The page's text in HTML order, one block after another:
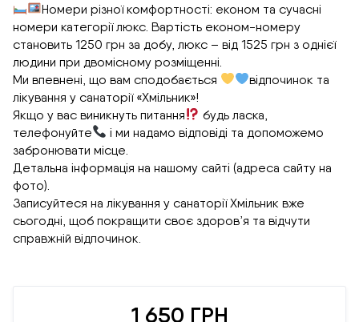
Номери різної комфортності: економ та сучасні
номери категорії люкс. Вартість економ-номеру
становить 1250 грн за добу, люкс – від 1525 грн з однієї
людини при двомісному розміщенні.
Ми впевнені, що вам сподобається
відпочинок та
лікування у санаторії «Хмільник»!
Якщо у вас виникнуть питання
будь ласка,
телефонуйте
і ми надамо відповіді та допоможемо
забронювати місце.
Детальна інформація на нашому сайті (адреса сайту на
фото).
Записуйтеся на лікування у санаторії Хмільник вже
сьогодні, щоб покращити своє здоров’я та відчути
справжній відпочинок.
1 650 ГРН